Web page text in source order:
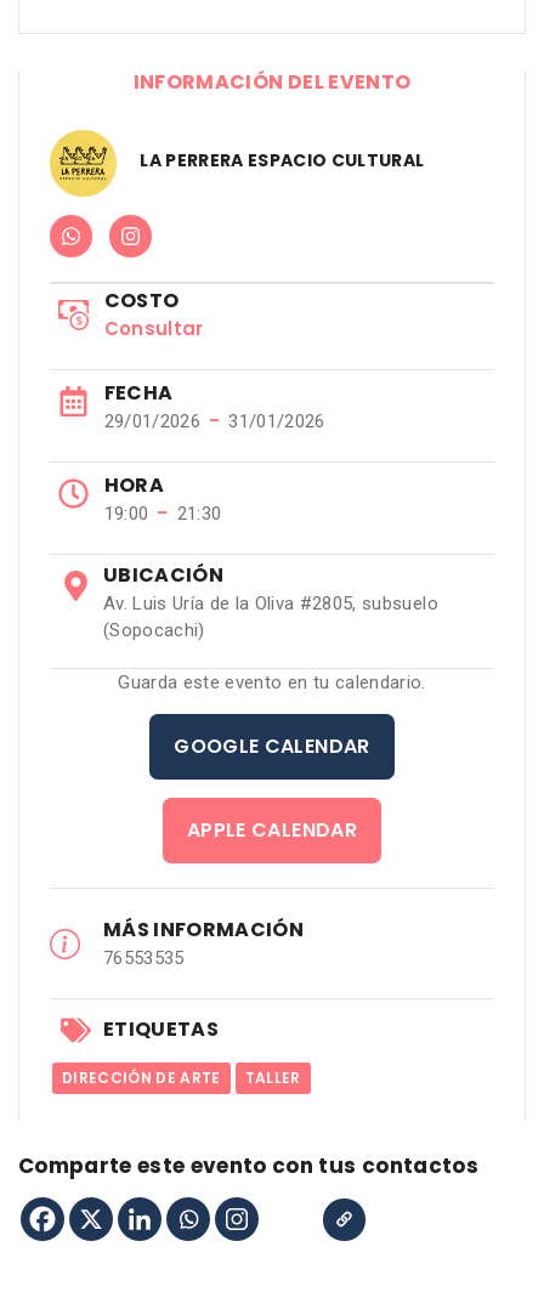
INFORMACIÓN DEL EVENTO
LA PERRERA ESPACIO CULTURAL
COSTO
Consultar
FECHA
29/01/2026 − 31/01/2026
HORA
19:00 − 21:30
UBICACIÓN
Av. Luis Uría de la Oliva #2805, subsuelo
(Sopocachi)
Guarda este evento en tu calendario.
GOOGLE CALENDAR
APPLE CALENDAR
MÁS INFORMACIÓN
76553535
ETIQUETAS
DIRECCIÓN DE ARTE TALLER
Comparte este evento con tus contactos